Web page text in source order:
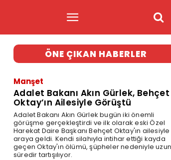
ÖNE ÇIKAN HABERLER
Manşet
Adalet Bakanı Akın Gürlek, Behçet
Oktay’ın Ailesiyle Görüştü
Adalet Bakanı Akın Gürlek bugün iki önemli
görüşme gerçekleştirdi ve ilk olarak eski Özel
Harekat Daire Başkanı Behçet Oktay'ın
araya geldi. Kendi silahıyla intihar ettiği kayda
geçen Oktay'ın ölümü, şüpheler nedeniyle uzun
süredir tartışılıyor.